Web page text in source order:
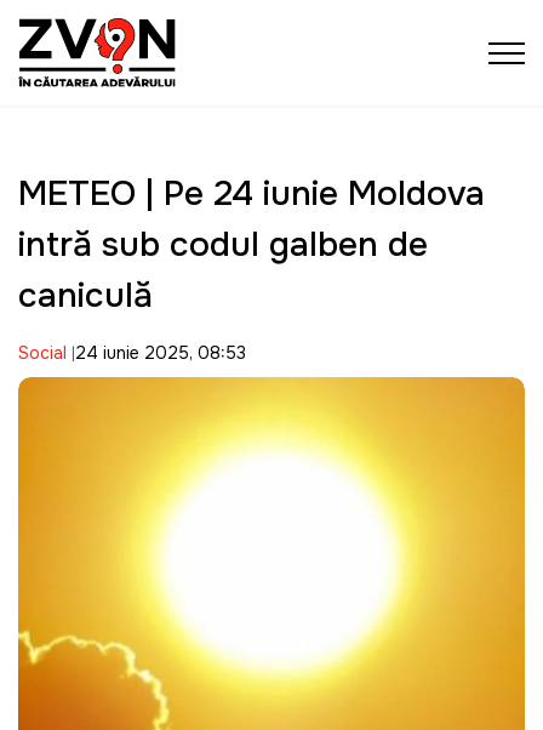
METEO | Pe 24 iunie Moldova
intră sub codul galben de
caniculă
Social 24 iunie 2025, 08:53